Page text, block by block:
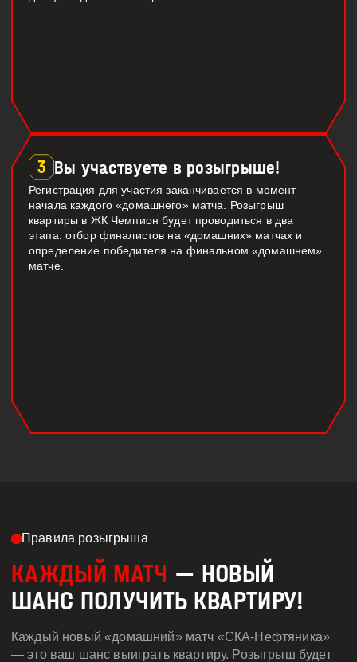
3 Вы участвуете в розыгрыше!
Регистрация для участия заканчивается в момент
начала каждого «домашнего» матча. Розыгрыш
квартиры в ЖК Чемпион будет проводиться в два
этапа: отбор финалистов на «домашних» матчах и
определение победителя на финальном «домашнем»
матче.
Правила розыгрыша
КАЖДЫЙ МАТЧ — НОВЫЙ
ШАНС ПОЛУЧИТЬ КВАРТИРУ!
Каждый новый «домашний» матч «СКА-Нефтяника»
— это ваш шанс выиграть квартиру. Розыгрыш будет